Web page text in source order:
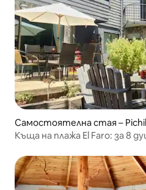
Самостоятелна стая –
Къща на плажа El Faro: за 8